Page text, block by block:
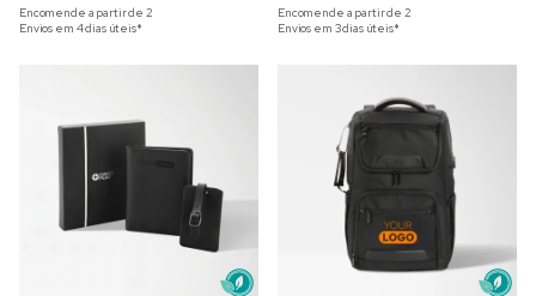
Encomende a partir de 2
Envios em 4 dias úteis*
reciclado
Encomende a partir de 2
Envios em 3 dias úteis*